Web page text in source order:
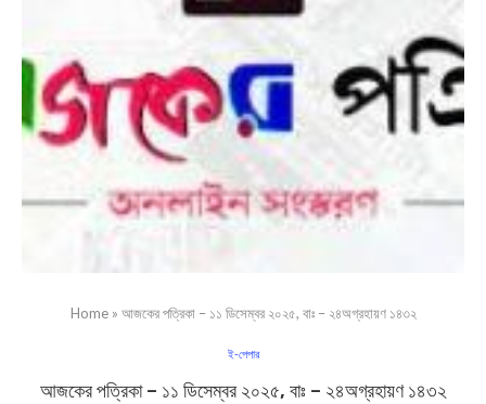
Home» আজকের পত্রিকা – ১১ ডিসেম্বর ২০২৫, বাঃ – ২৪অগ্রহায়ণ ১৪৩২
ই-পেপার
আজকের পত্রিকা – ১১ ডিসেম্বর ২০২৫, বাঃ – ২৪অগ্রহায়ণ ১৪৩২